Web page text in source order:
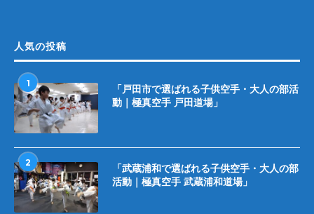
人気の投稿
1
「戸田市で選ばれる子供空手・大人の部活
動｜極真空手 戸田道場」
2
「武蔵浦和で選ばれる子供空手・大人の部
活動｜極真空手 武蔵浦和道場」